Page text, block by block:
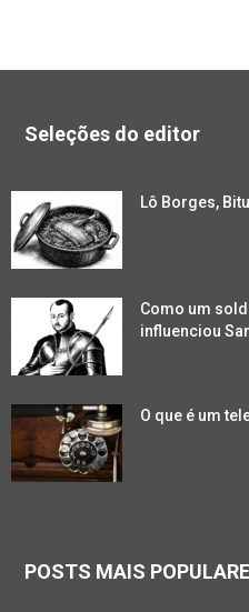
Seleções do editor
Lô Borges,
Como um
influenciou
O que é um
POSTS MAIS